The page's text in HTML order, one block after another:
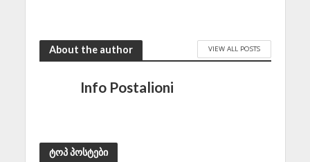
About the author VIEW ALL POSTS
Info Postalioni
ტოპ პოსტები